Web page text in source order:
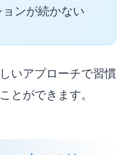
ンが続かない
いアプローチで習慣
とができます。